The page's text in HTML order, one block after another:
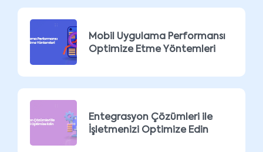
Mobil Uygulama Performansı
Optimize Etme Yöntemleri
Entegrasyon Çözümleri ile
İşletmenizi Optimize Edin